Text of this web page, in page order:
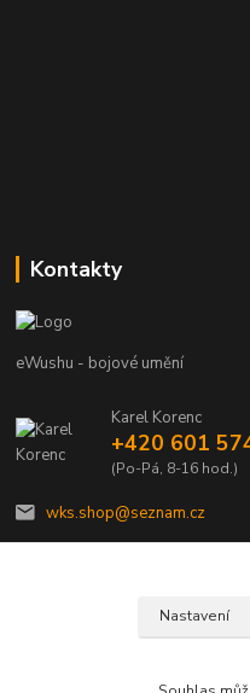
Kontakty
eWushu - bojové umění
Karel Korenc
+420 601
(Po-Pá, 8-16 hod.)
wks.shop@seznam.cz
© Copyright 2021 - Young shop
Nastavení